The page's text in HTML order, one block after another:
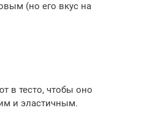
(но его вкус на
в тесто, чтобы оно
и эластичным.